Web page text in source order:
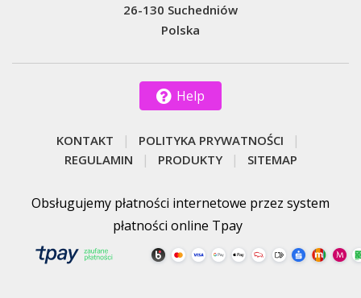
26-130 Suchedniów
Polska
Help
KONTAKT
POLITYKA PRYWATNOŚCI
REGULAMIN
PRODUKTY SITEMAP
Obsługujemy płatności internetowe przez system
płatności online Tpay